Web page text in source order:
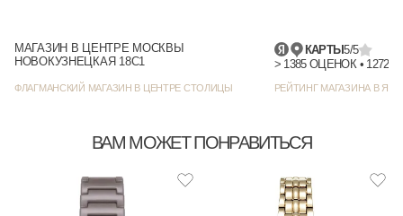
МАГАЗИН В ЦЕНТРЕ МОСКВЫ
НОВОКУЗНЕЦКАЯ 18С1
ФЛАГМАНСКИЙ МАГАЗИН В ЦЕНТРЕ СТОЛИЦЫ
КАРТЫ5/5
РЕЙТИНГ МАГАЗИНА В
ВАМ МОЖЕТ ПОНРАВИТЬСЯ